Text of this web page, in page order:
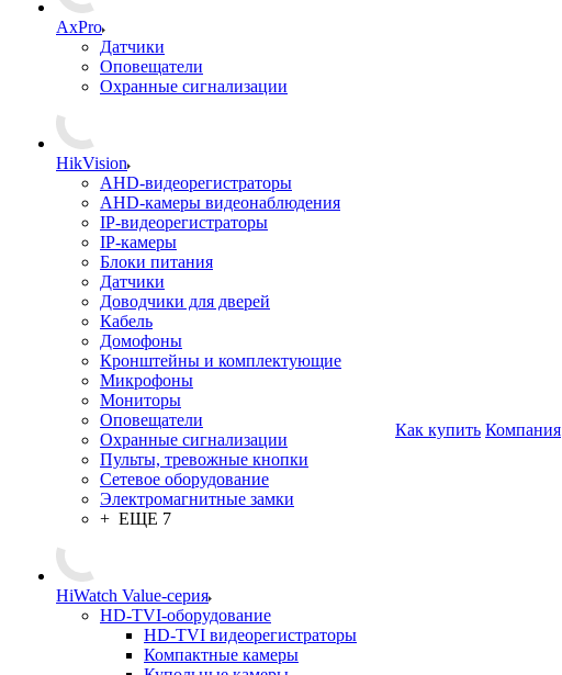
AxPro
Датчики
Оповещатели
Охранные сигнализации
HikVision
AHD-видеорегистраторы
AHD-камеры видеонаблюдения
IP-видеорегистраторы
IP-камеры
Блоки питания
Датчики
Доводчики для дверей
Кабель
Домофоны
Кронштейны и комплектующие
Микрофоны
Мониторы
Оповещатели
Охранные сигнализации
Пульты, тревожные кнопки
Сетевое оборудование
Электромагнитные замки
+ ЕЩЕ 7
HiWatch Value-серия
HD-TVI-оборудование
HD-TVI видеорегистраторы
Компактные камеры
Как купить Компания